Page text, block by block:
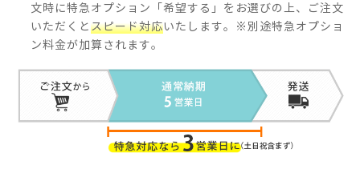
文時に特急オプション「希望する」をお選びの上、ご注文
いただくとスピード対応いたします。※別途特急オプショ
ン料金が加算されます。